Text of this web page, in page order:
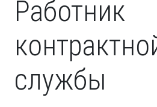
Работник
службы